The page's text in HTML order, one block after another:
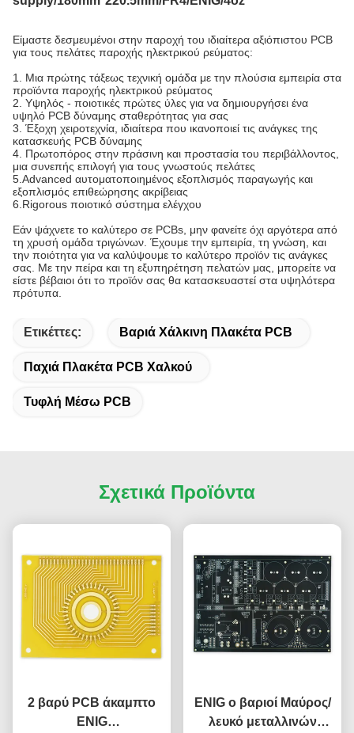
Είμαστε δεσμευμένοι στην παροχή του ιδιαίτερα αξιόπιστου PCB
για τους πελάτες παροχής ηλεκτρικού ρεύματος:
1. Μια πρώτης τάξεως τεχνική ομάδα με την πλούσια εμπειρία στα
προϊόντα παροχής ηλεκτρικού ρεύματος
2. Υψηλός - ποιοτικές πρώτες ύλες για να δημιουργήσει ένα
υψηλό PCB δύναμης σταθερότητας για σας
3. Έξοχη χειροτεχνία, ιδιαίτερα που ικανοποιεί τις ανάγκες της
κατασκευής PCB δύναμης
4. Πρωτοπόρος στην πράσινη και προστασία του περιβάλλοντος,
μια συνεπής επιλογή για τους γνωστούς πελάτες
5.Advanced αυτοματοποιημένος εξοπλισμός παραγωγής και
εξοπλισμός επιθεώρησης ακρίβειας
6.Rigorous ποιοτικό σύστημα ελέγχου
Εάν ψάχνετε το καλύτερο σε PCBs, μην φανείτε όχι αργότερα από
τη χρυσή ομάδα τριγώνων. Έχουμε την εμπειρία, τη γνώση, και
την ποιότητα για να καλύψουμε το καλύτερο προϊόν τις ανάγκες
σας. Με την πείρα και τη εξυπηρέτηση πελατών μας, μπορείτε να
είστε βέβαιοι ότι το προϊόν σας θα κατασκευαστεί στα υψηλότερα
πρότυπα.
Ετικέττες: Βαριά Χάλκινη Πλακέτα PCB
Παχιά Πλακέτα PCB Χαλκού
Τυφλή Μέσω PCB
Σχετικά Προϊόντα
2 βαρύ PCB άκαμπτο
ENIG
ENIG ο βαριοί Μαύρος/
λευκό μεταλλινών